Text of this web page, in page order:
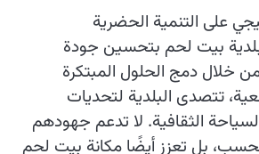
على التنمية الحضرية
بلدية بيت لحم بتحسين جودة
خلال دمج الحلول المبتكرة
تتصدى البلدية لتحديات
الثقافية. لا تدعم جهودهم
بل تعزز أيضًا مكانة بيت لحم